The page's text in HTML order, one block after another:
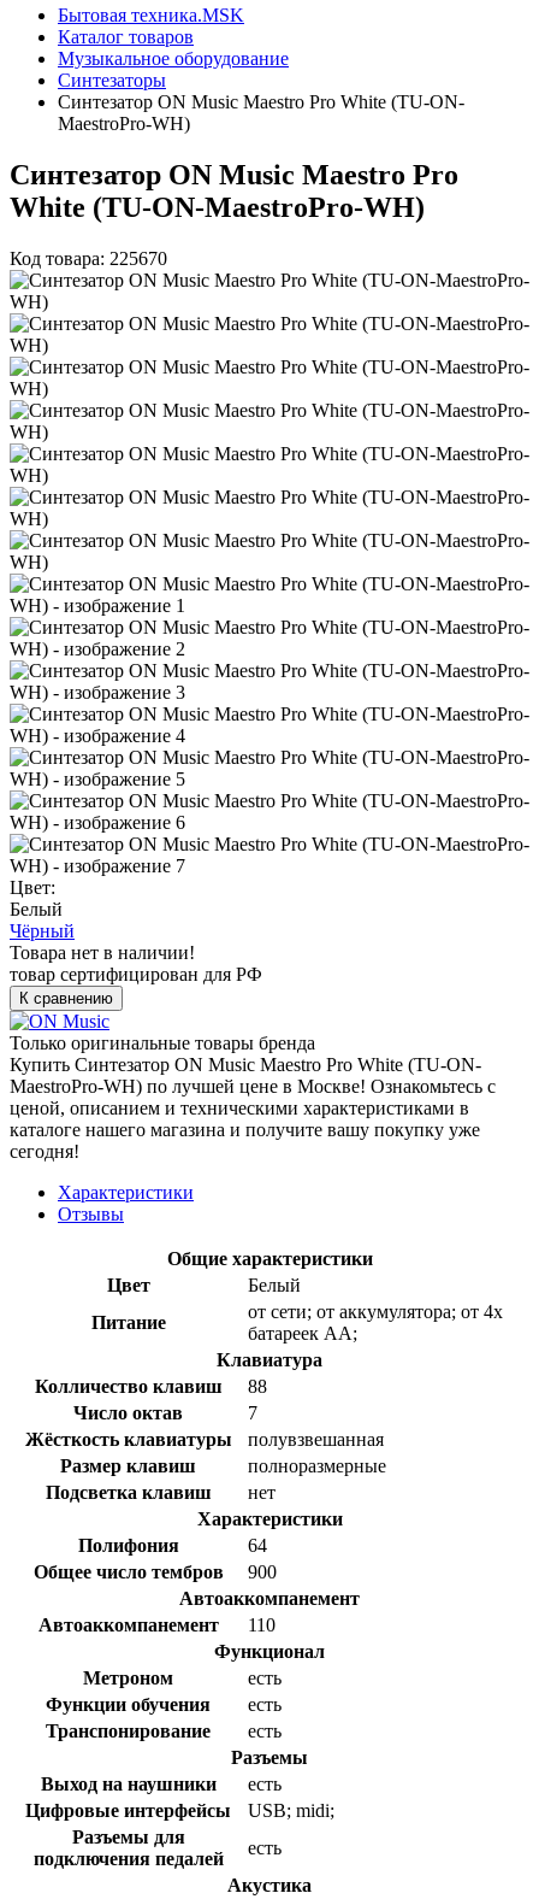
Бытовая техника.MSK
Каталог товаров
Музыкальное оборудование
Синтезаторы
Синтезатор ON Music Maestro Pro White (TU-ON-
MaestroPro-WH)
Синтезатор ON Music Maestro Pro
White (TU-ON-MaestroPro-WH)
Код товара: 225670
Цвет:
Белый
Чёрный
Товара нет в наличии!
товар сертифицирован для РФ
К сравнению
Только оригинальные товары бренда
Купить Синтезатор ON Music Maestro Pro White (TU-ON-
MaestroPro-WH) по лучшей цене в Москве! Ознакомьтесь с
ценой, описанием и техническими характеристиками в
каталоге нашего магазина и получите вашу покупку уже
сегодня!
Характеристики
Отзывы
Общие характеристики
Цвет
Белый
Питание
от сети; от аккумулятора; от 4х
батареек АА;
Клавиатура
Колличество клавиш
88
Число октав
7
Жёсткость клавиатуры
полувзвешанная
Размер клавиш
полноразмерные
Подсветка клавиш
нет
Характеристики
Полифония
64
Общее число тембров
900
Автоаккомпанемент
Автоаккомпанемент
110
Функционал
Метроном
есть
Функции обучения
есть
Транспонирование
есть
Разъемы
Выход на наушники
есть
Цифровые интерфейсы
USB; midi;
Разъемы для
подключения педалей
есть
Акустика